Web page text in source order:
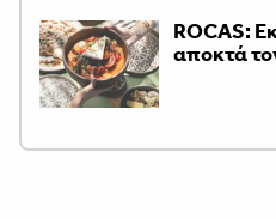
ROCAS:
αποκτά